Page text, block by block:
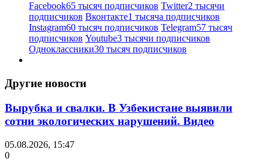
Facebook65 тысяч подписчиков Twitter2 тысячи
подписчиков Вконтакте1 тысяча подписчиков
Instagram60 тысяч подписчиков Telegram57 тысяч
подписчиков Youtube3 тысячи подписчиков
Одноклассники30 тысяч подписчиков
Другие новости
Вырубка и свалки. В Узбекистане выявили
сотни экологических нарушений. Видео
05.08.2026, 15:47
0